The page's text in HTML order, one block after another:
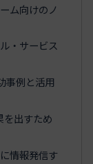
ム向けのノ
・サービス
事例と活用
を出すため
情報発信す